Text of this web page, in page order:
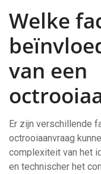
Welke
van een
Er zijn verschillende
octrooiaanvraag
complexiteit van het
en technischer het